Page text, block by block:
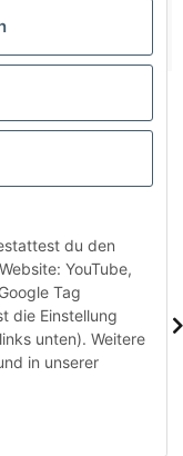
du den
YouTube,
Tag
die Einstellung
unten). Weitere
in unserer
Fächerschrank